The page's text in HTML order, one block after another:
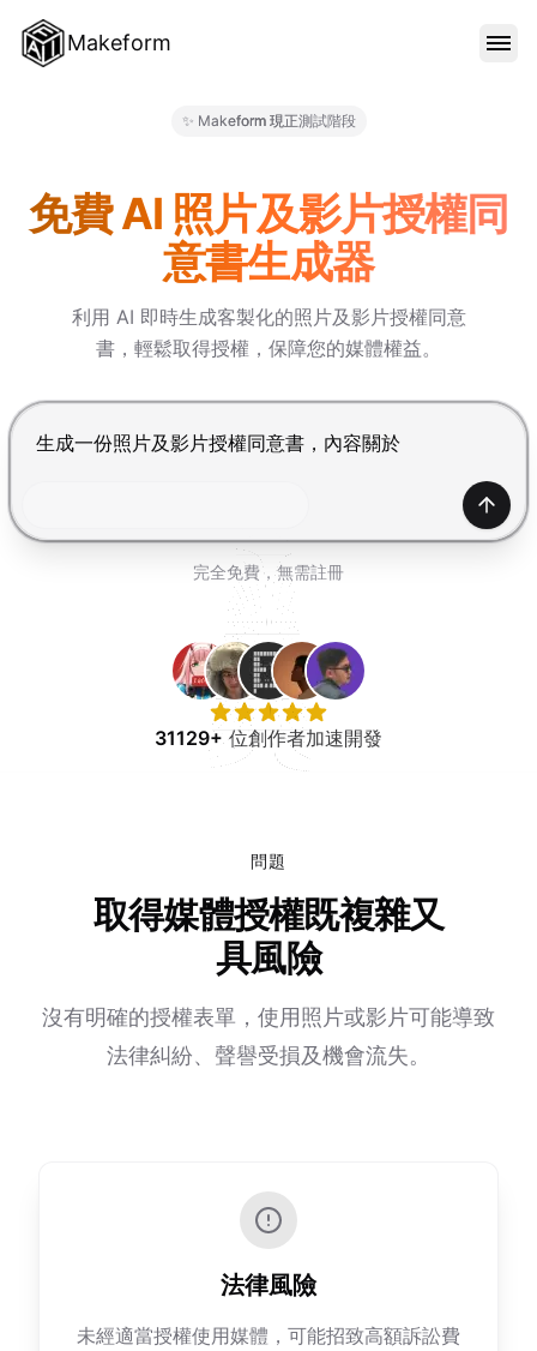
Makeform
登入
免費試用
✨ Makeform 現正測試階段
免費 AI 照片及影片授權同
意書生成器
利用 AI 即時生成客製化的照片及影片授權同意
書，輕鬆取得授權，保障您的媒體權益。
按 Enter 提交，Shift+Enter 換行
產生
完全免費，無需註冊
31129+位創作者加速開發
問題
取得媒體授權既複雜又
具風險
沒有明確的授權表單，使用照片或影片可能導致
法律糾紛、聲譽受損及機會流失。
法律風險
未經適當授權使用媒體，可能招致高額訴訟費